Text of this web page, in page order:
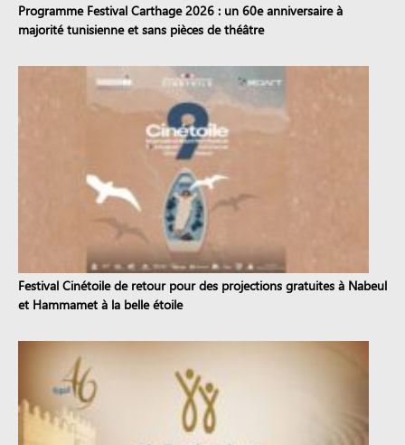
Programme Festival Carthage 2026 : un 60e anniversaire à
majorité tunisienne et sans pièces de théâtre
Festival Cinétoile de retour pour des projections gratuites à Nabeul
et Hammamet à la belle étoile